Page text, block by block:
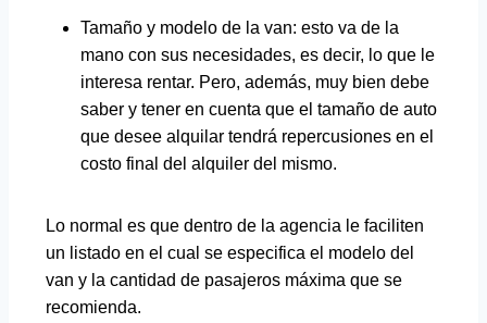
Tamaño y modelo de la van: esto va de la
mano con sus necesidades, es decir, lo que le
interesa rentar. Pero, además, muy bien debe
saber y tener en cuenta que el tamaño de auto
que desee alquilar tendrá repercusiones en el
costo final del alquiler del mismo.
Lo normal es que dentro de la agencia le faciliten
un listado en el cual se especifica el modelo del
van y la cantidad de pasajeros máxima que se
recomienda.